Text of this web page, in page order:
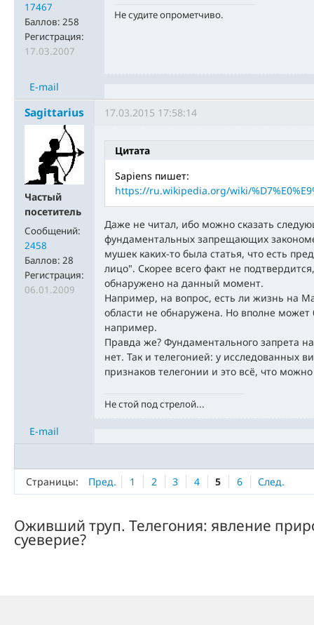
17467
Баллов: 258
Регистрация:
17.03.2007
Не судите опрометчиво.
E-mail
Sagittarius
Частый
посетитель
Сообщений:
2458
Баллов: 28
Регистрация:
06.01.2009
17.03.2015 17:58:14
Цитата
Sapiens пишет:
https://ru.wikipedia.org/wiki/
Даже не читал, ибо можно сказать
фундаментальных запрещающих
мушек каких-то была статья, что есть
лицо". Скорее всего факт не
обнаружено на данный момент.
Например, на вопрос, есть ли жизнь на
области не обнаружена. Но вполне
например.
Правда же? Фундаментального запрета
нет. Так и телегонией: у исследованных
признаков телегонии и это всё, что
Не стой под стрелой...
E-mail
Страницы: Пред. 1 2 3 4 5 6 След.
Оживший труп. Телегония: явление
суеверие?